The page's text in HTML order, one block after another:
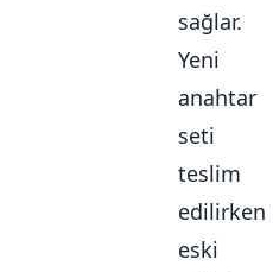
sağlar.
Yeni
anahtar
seti
teslim
edilirken
eski